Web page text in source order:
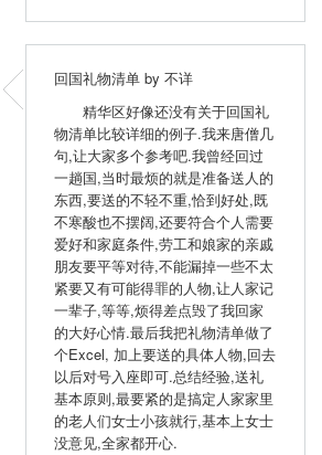
回国礼物清单 by 不详
精华区好像还没有关于回国礼
物清单比较详细的例子.我来唐僧几
句,让大家多个参考吧.我曾经回过
一趟国,当时最烦的就是准备送人的
东西,要送的不轻不重,恰到好处,既
不寒酸也不摆阔,还要符合个人需要
爱好和家庭条件,劳工和娘家的亲戚
朋友要平等对待,不能漏掉一些不太
紧要又有可能得罪的人物,让人家记
一辈子,等等,烦得差点毁了我回家
的大好心情.最后我把礼物清单做了
个Excel, 加上要送的具体人物,回去
以后对号入座即可.总结经验,送礼
基本原则,最要紧的是搞定人家家里
的老人们女士小孩就行,基本上女士
没意见,全家都开心.